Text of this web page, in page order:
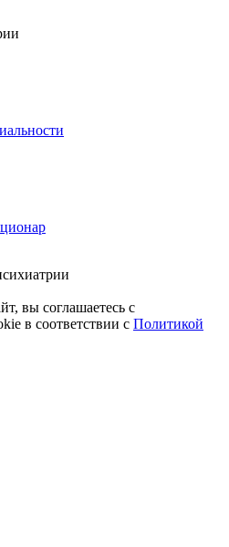
вы соглашаетесь с
в соответствии с Политикой